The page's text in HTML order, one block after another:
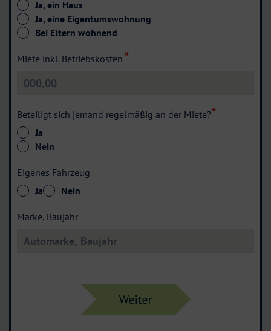
Ja, ein Haus
Ja, eine Eigentumswohnung
Bei Eltern wohnend
Miete inkl. Betriebskosten
Beteiligt sich jemand regelmäßig an der Miete?
Ja
Nein
Eigenes Fahrzeug
Ja
Nein
Marke, Baujahr